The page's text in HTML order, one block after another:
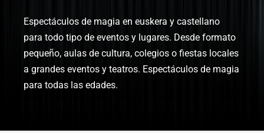
Espectáculos de magia en euskera y castellano
para todo tipo de eventos y lugares. Desde formato
pequeño, aulas de cultura, colegios o fiestas locales
a grandes eventos y teatros. Espectáculos de magia
para todas las edades.